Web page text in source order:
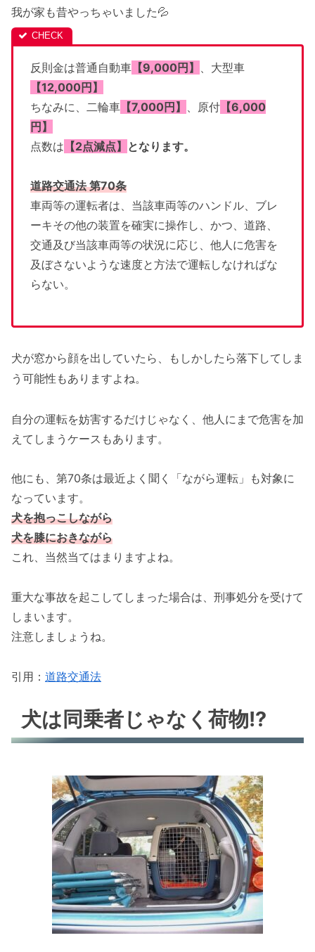
我が家も昔やっちゃいました💦
反則金は普通自動車 【9,000円】
、大型車
【12,000円】
ちなみに、二輪車 【7,000円】 、原付 【6,000
円】
点数は 【2点減点】 となります。
道路交通法 第70条
車両等の運転者は、当該車両等のハンドル、ブレ
ーキその他の装置を確実に操作し、かつ、道路、
交通及び当該車両等の状況に応じ、他人に危害を
及ぼさないような速度と方法で運転しなければな
らない。
犬が窓から顔を出していたら、もしかしたら落下してしま
う可能性もありますよね。
自分の運転を妨害するだけじゃなく、他人にまで危害を加
えてしまうケースもあります。
他にも、第70条は最近よく聞く「ながら運転」も対象に
なっています。
犬を抱っこしながら
犬を膝におきながら
これ、当然当てはまりますよね。
重大な事故を起こしてしまった場合は、刑事処分を受けて
しまいます。
注意しましょうね。
引用： 道路交通法
犬は同乗者じゃなく荷物!?